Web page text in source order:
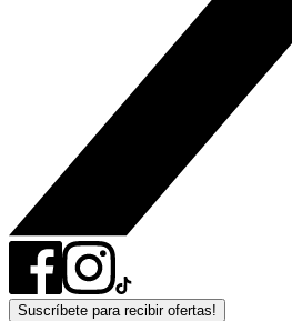
Suscríbete para recibir ofertas!